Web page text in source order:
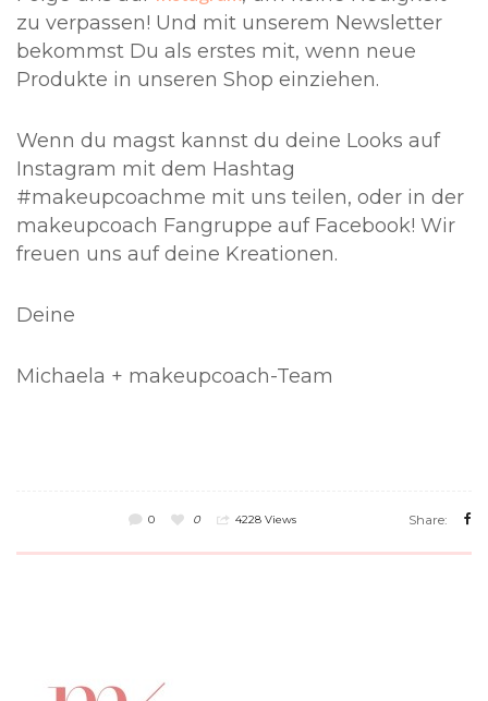
zu verpassen! Und mit unserem Newsletter
bekommst Du als erstes mit, wenn neue
Produkte in unseren Shop einziehen.
Wenn du magst kannst du deine Looks auf
Instagram mit dem Hashtag
#makeupcoachme mit uns teilen, oder in der
makeupcoach Fangruppe auf Facebook! Wir
freuen uns auf deine Kreationen.
Deine
Michaela + makeupcoach-Team
0 0 4228 Views Share: